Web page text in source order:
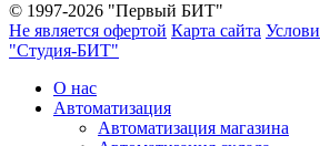
© 1997-2026 "Первый БИТ"
Не является офертой Карта сайта
"Студия-БИТ"
О нас
Автоматизация
Автоматизация магазина